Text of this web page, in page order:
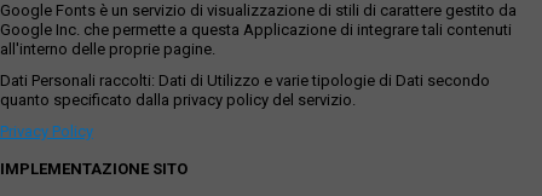
Google Fonts è un servizio di visualizzazione di stili di carattere gestito da
Google Inc. che permette a questa Applicazione di integrare tali contenuti
all'interno delle proprie pagine.
Dati Personali raccolti: Dati di Utilizzo e varie tipologie di Dati secondo
quanto specificato dalla privacy policy del servizio.
Privacy Policy
IMPLEMENTAZIONE SITO